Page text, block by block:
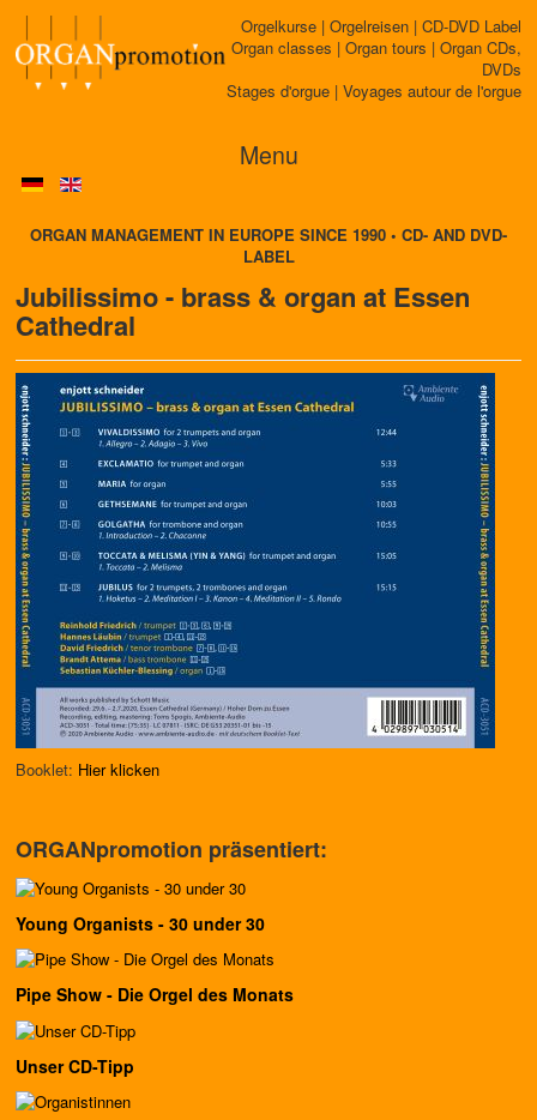
Orgelkurse | Orgelreisen | CD-DVD Label
Organ classes | Organ tours | Organ CDs,
DVDs
Stages d'orgue | Voyages autour de l'orgue
Menu
ORGAN MANAGEMENT IN EUROPE SINCE 1990 • CD- AND DVD-
LABEL
Jubilissimo - brass & organ at Essen
Cathedral
Booklet: Hier klicken
ORGANpromotion präsentiert:
Young Organists - 30 under 30
Pipe Show - Die Orgel des Monats
Unser CD-Tipp